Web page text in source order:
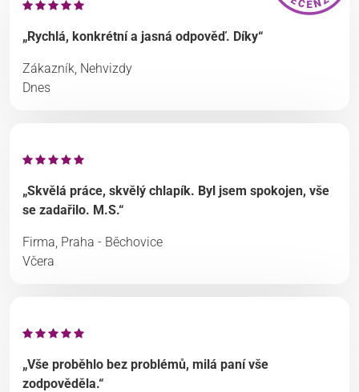
„Rychlá, konkrétní a jasná odpověď. Díky“
Zákazník, Nehvizdy
Dnes
„Skvělá práce, skvělý chlapík. Byl jsem spokojen, vše
se zadařilo. M.S.“
Firma, Praha - Běchovice
Včera
„Vše proběhlo bez problémů, milá paní vše
zodpověděla.“